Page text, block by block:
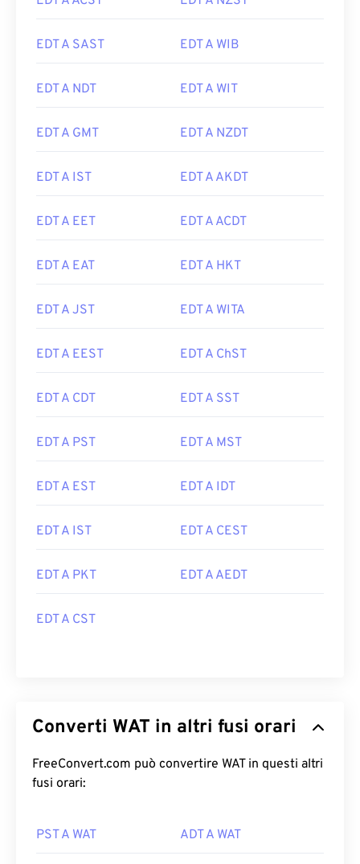
EDT A SAST EDT A WIB
EDT A NDT EDT A WIT
EDT A GMT EDT A NZDT
EDT A IST EDT A AKDT
EDT A EET EDT A ACDT
EDT A EAT EDT A HKT
EDT A JST EDT A WITA
EDT A EEST EDT A ChST
EDT A CDT EDT A SST
EDT A PST EDT A MST
EDT A EST EDT A IDT
EDT A IST EDT A CEST
EDT A PKT EDT A AEDT
EDT A CST
Converti WAT in altri fusi orari
FreeConvert.com può convertire WAT in questi altri
fusi orari:
PST A WAT ADT A WAT